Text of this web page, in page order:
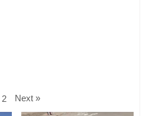
2 Next »